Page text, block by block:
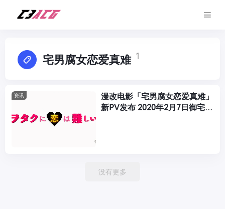
宅男腐女恋爱真难 1
资讯
漫改电影「宅男腐女恋爱真难」
新PV发布 2020年2月7日御宅世
没有更多